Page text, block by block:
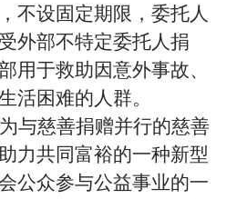
不设固定期限，委托人
外部不特定委托人捐
用于救助因意外事故、
活困难的人群。
与慈善捐赠并行的慈善
力共同富裕的一种新型
公众参与公益事业的一